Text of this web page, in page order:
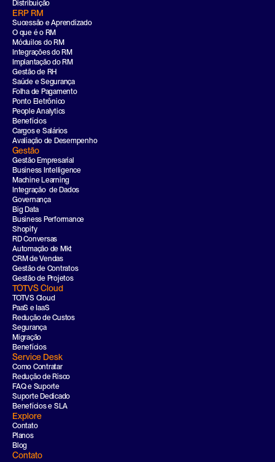
Distribuição
ERP RM
Sucessão e Aprendizado
O que é o RM
Móduilos do RM
Integrações do RM
Implantação do RM
Gestão de RH
Saúde e Segurança
Folha de Pagamento
Ponto Eletrônico
People Analytics
Benefícios
Cargos e Salários
Avaliação de Desempenho
Gestão
Gestão Empresarial
Business Intelligence
Machine Learning
Integração  de Dados
Governança
Big Data
Business Performance
Shopify
RD Conversas
Automação de Mkt
CRM de Vendas
Gestão de Contratos
Gestão de Projetos
TOTVS Cloud
TOTVS Cloud
PaaS e IaaS
Redução de Custos
Segurança
Migração
Benefícios
Service Desk
Como Contratar
Redução de Risco
FAQ e Suporte
Suporte Dedicado
Benefícios e SLA
Explore
Contato
Planos
Blog
Contato